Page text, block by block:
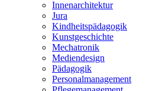
Innenarchitektur
Jura
Kindheitspädagogik
Kunstgeschichte
Mechatronik
Mediendesign
Pädagogik
Personalmanagement